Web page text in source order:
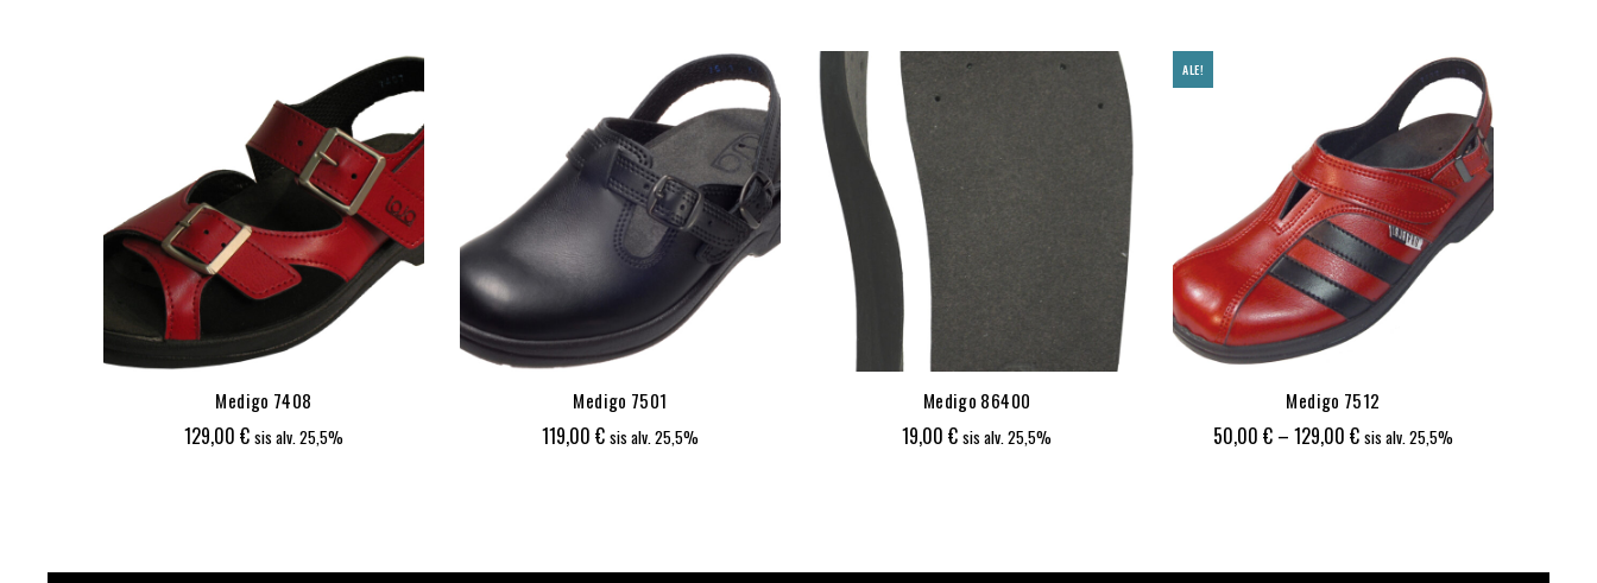
Medigo 7408
129,00 € sis alv. 25,5%
Medigo 7501
119,00 € sis alv. 25,5%
Medigo 86400
19,00 € sis alv. 25,5%
ALE!
Medigo 7512
50,00 € – 129,00 €Hintaluokka:
sis alv. 25,5%